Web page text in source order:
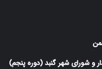
و شورای شهر گنبد (دوره پنجم)